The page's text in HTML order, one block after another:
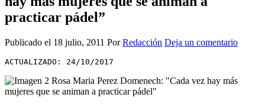
practicar pádel”
Publicado el 18 julio, 2011 PorRedacción Deja un comentario
ACTUALIZADO: 24/10/2017